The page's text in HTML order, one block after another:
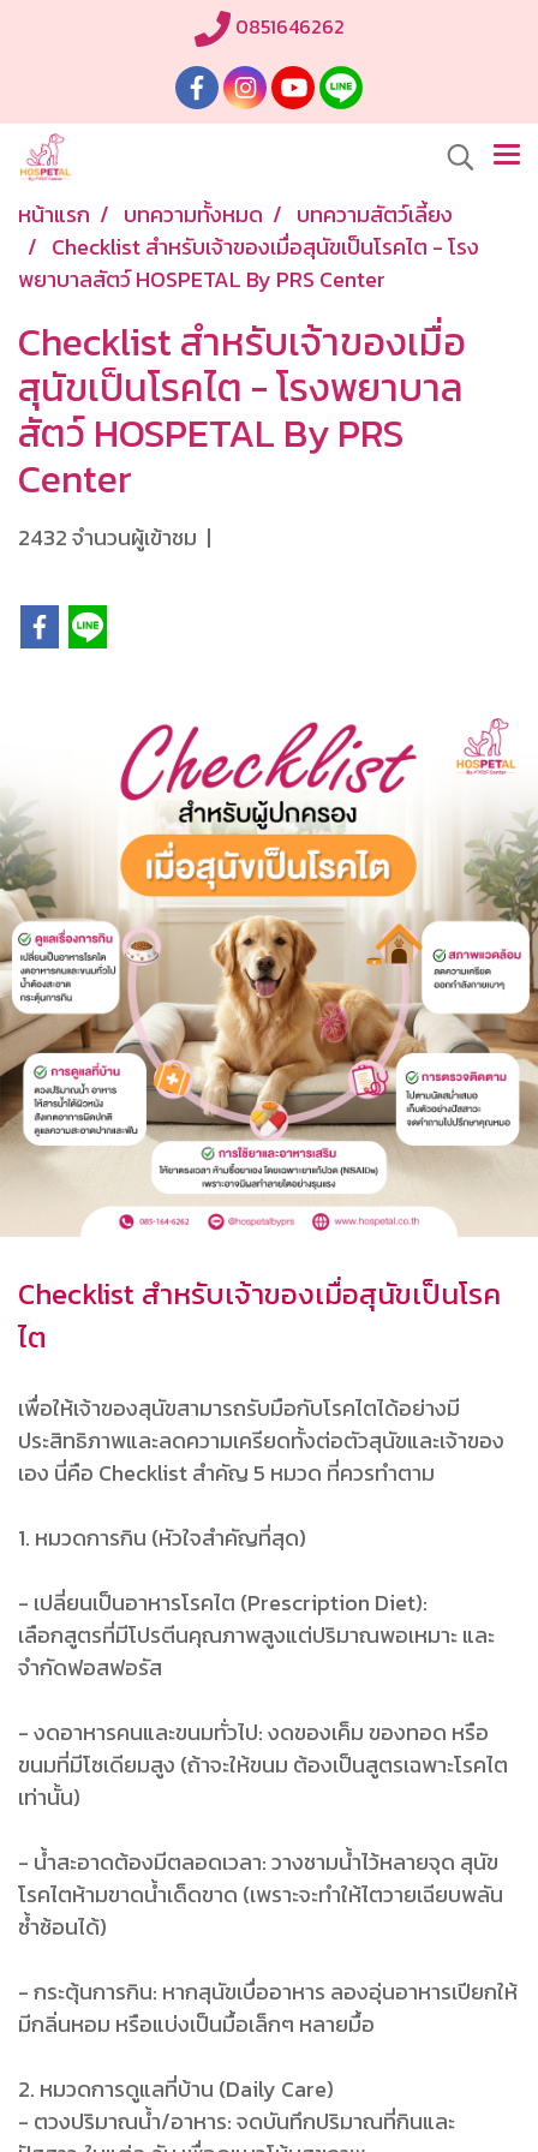
0851646262
หน้าแรก บทความทั้งหมด
บทความสัตว์เลี้ยง
Checklist สำหรับเจ้าของเมื่อสุนัขเป็นโรคไต - โรง
พยาบาลสัตว์ HOSPETAL By PRS Center
Checklist สำหรับเจ้าของเมื่อ
สุนัขเป็นโรคไต - โรงพยาบาล
สัตว์ HOSPETAL By PRS
Center
2432 จำนวนผู้เข้าชม |
Checklist สำหรับเจ้าของเมื่อสุนัขเป็นโรค
ไต
เพื่อให้เจ้าของสุนัขสามารถรับมือกับโรคไตได้อย่างมี
ประสิทธิภาพและลดความเครียดทั้งต่อตัวสุนัขและเจ้าของ
เอง นี่คือ Checklist สำคัญ 5 หมวด ที่ควรทำตาม
1. หมวดการกิน (หัวใจสำคัญที่สุด)
- เปลี่ยนเป็นอาหารโรคไต (Prescription Diet):
เลือกสูตรที่มีโปรตีนคุณภาพสูงแต่ปริมาณพอเหมาะ และ
จำกัดฟอสฟอรัส
- งดอาหารคนและขนมทั่วไป: งดของเค็ม ของทอด หรือ
ขนมที่มีโซเดียมสูง (ถ้าจะให้ขนม ต้องเป็นสูตรเฉพาะโรคไต
เท่านั้น)
- น้ำสะอาดต้องมีตลอดเวลา: วางชามน้ำไว้หลายจุด สุนัข
โรคไตห้ามขาดน้ำเด็ดขาด (เพราะจะทำให้ไตวายเฉียบพลัน
ซ้ำซ้อนได้)
- กระตุ้นการกิน: หากสุนัขเบื่ออาหาร ลองอุ่นอาหารเปียกให้
มีกลิ่นหอม หรือแบ่งเป็นมื้อเล็กๆ หลายมื้อ
2. หมวดการดูแลที่บ้าน (Daily Care)
- ตวงปริมาณน้ำ/อาหาร: จดบันทึกปริมาณที่กินและ